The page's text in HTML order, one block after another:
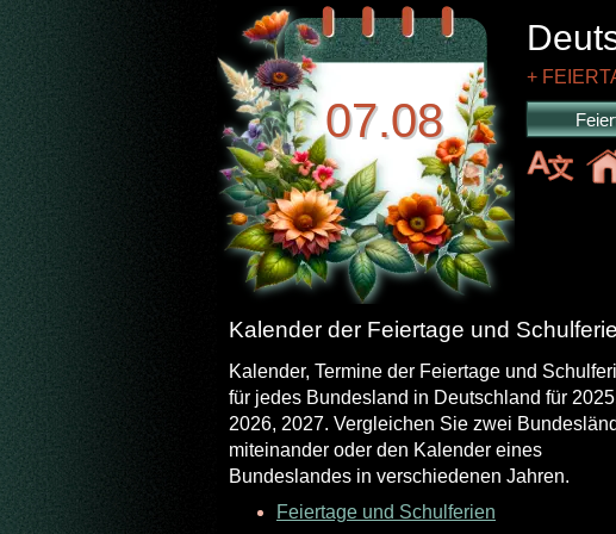
07.08
+
Kalender der Feiertage und
Kalender, Termine der Feiertage und
für jedes Bundesland in Deutschland für
2026, 2027. Vergleichen Sie zwei
miteinander oder den Kalender eines
Bundeslandes in verschiedenen Jahren.
Feiertage und Schulferien